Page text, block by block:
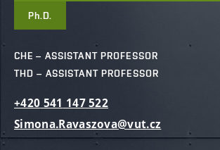
Ph.D.
CHE – ASSISTANT PROFESSOR
THD – ASSISTANT PROFESSOR
+420 541 147522
Simona.Ravaszova@vut.cz